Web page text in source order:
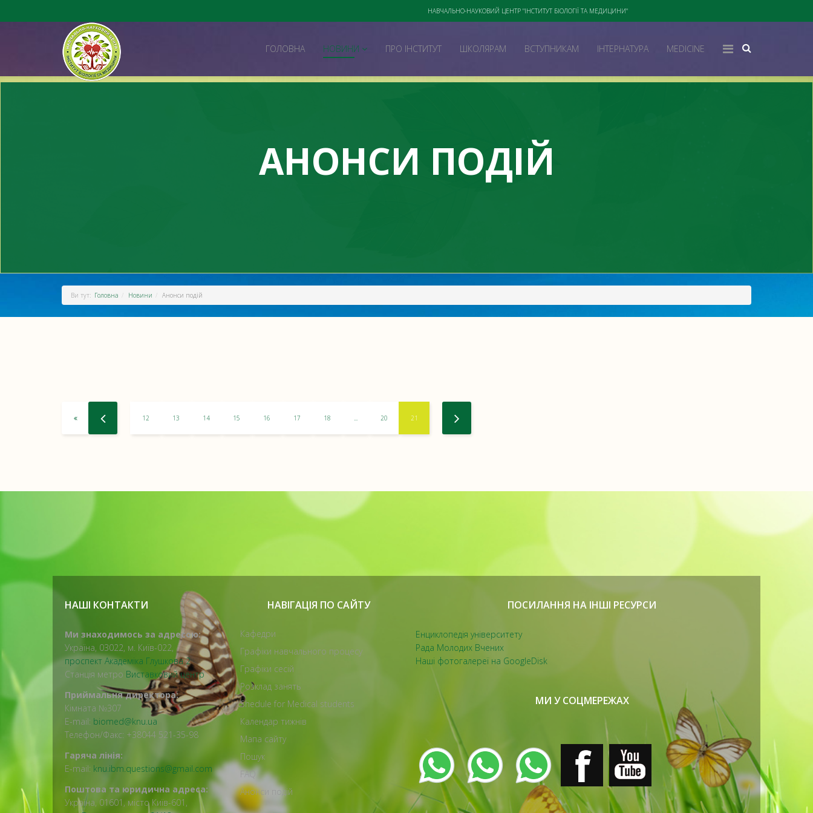
НАВЧАЛЬНО-НАУКОВИЙ ЦЕНТР "ІНСТИТУТ БІОЛОГІЇ ТА МЕДИЦИНИ"
ГОЛОВНА НОВИНИ ПРО ІНСТИТУТ ШКОЛЯРАМ ВСТУПНИКАМ ІНТЕРНАТУРА MEDICINE
АНОНСИ ПОДІЙ
Ви тут: Головна Новини Анонси подій
12 13 14 15 16 17 18 ... 20 21
НАШІ КОНТАКТИ
Ми знаходимось за адресою:
Україна, 03022, м. Київ-022,
проспект Академіка Глушкова 2
Станція метро Виставковий центр
Приймальня директора:
Кімната №307
E-mail: biomed@knu.ua
Телефон/Факс: +38044 521-35-98
Гаряча лінія:
E-mail: knu.ibm.questions@gmail.com
Поштова та юридична адреса:
Україна, 01601, місто Київ-601,
НАВІГАЦІЯ ПО САЙТУ
Кафедри
Графіки навчального процесу
Графіки сесій
Розклад занять
Shedule for Medical students
Календар тижнів
Мапа сайту
Пошук
FAQ
Анонси подій
ПОСИЛАННЯ НА ІНШІ РЕСУРСИ
Енциклопедія університету
Рада Молодих Вчених
Наші фотогалереї на GoogleDisk
МИ У СОЦМЕРЕЖАХ